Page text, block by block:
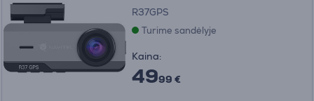
R37GPS
Turime sandėlyje
Kaina:
4999 €